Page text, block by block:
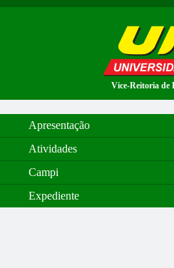
Vice-Reitoria de
Apresentação
Atividades
Campi
Expediente